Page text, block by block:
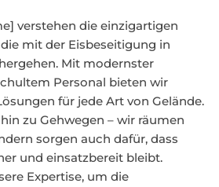
verstehen die einzigartigen
mit der Eisbeseitigung in
Mit modernster
Personal bieten wir
für jede Art von Gelände.
zu Gehwegen – wir räumen
sorgen auch dafür, dass
und einsatzbereit bleibt.
Expertise, um die